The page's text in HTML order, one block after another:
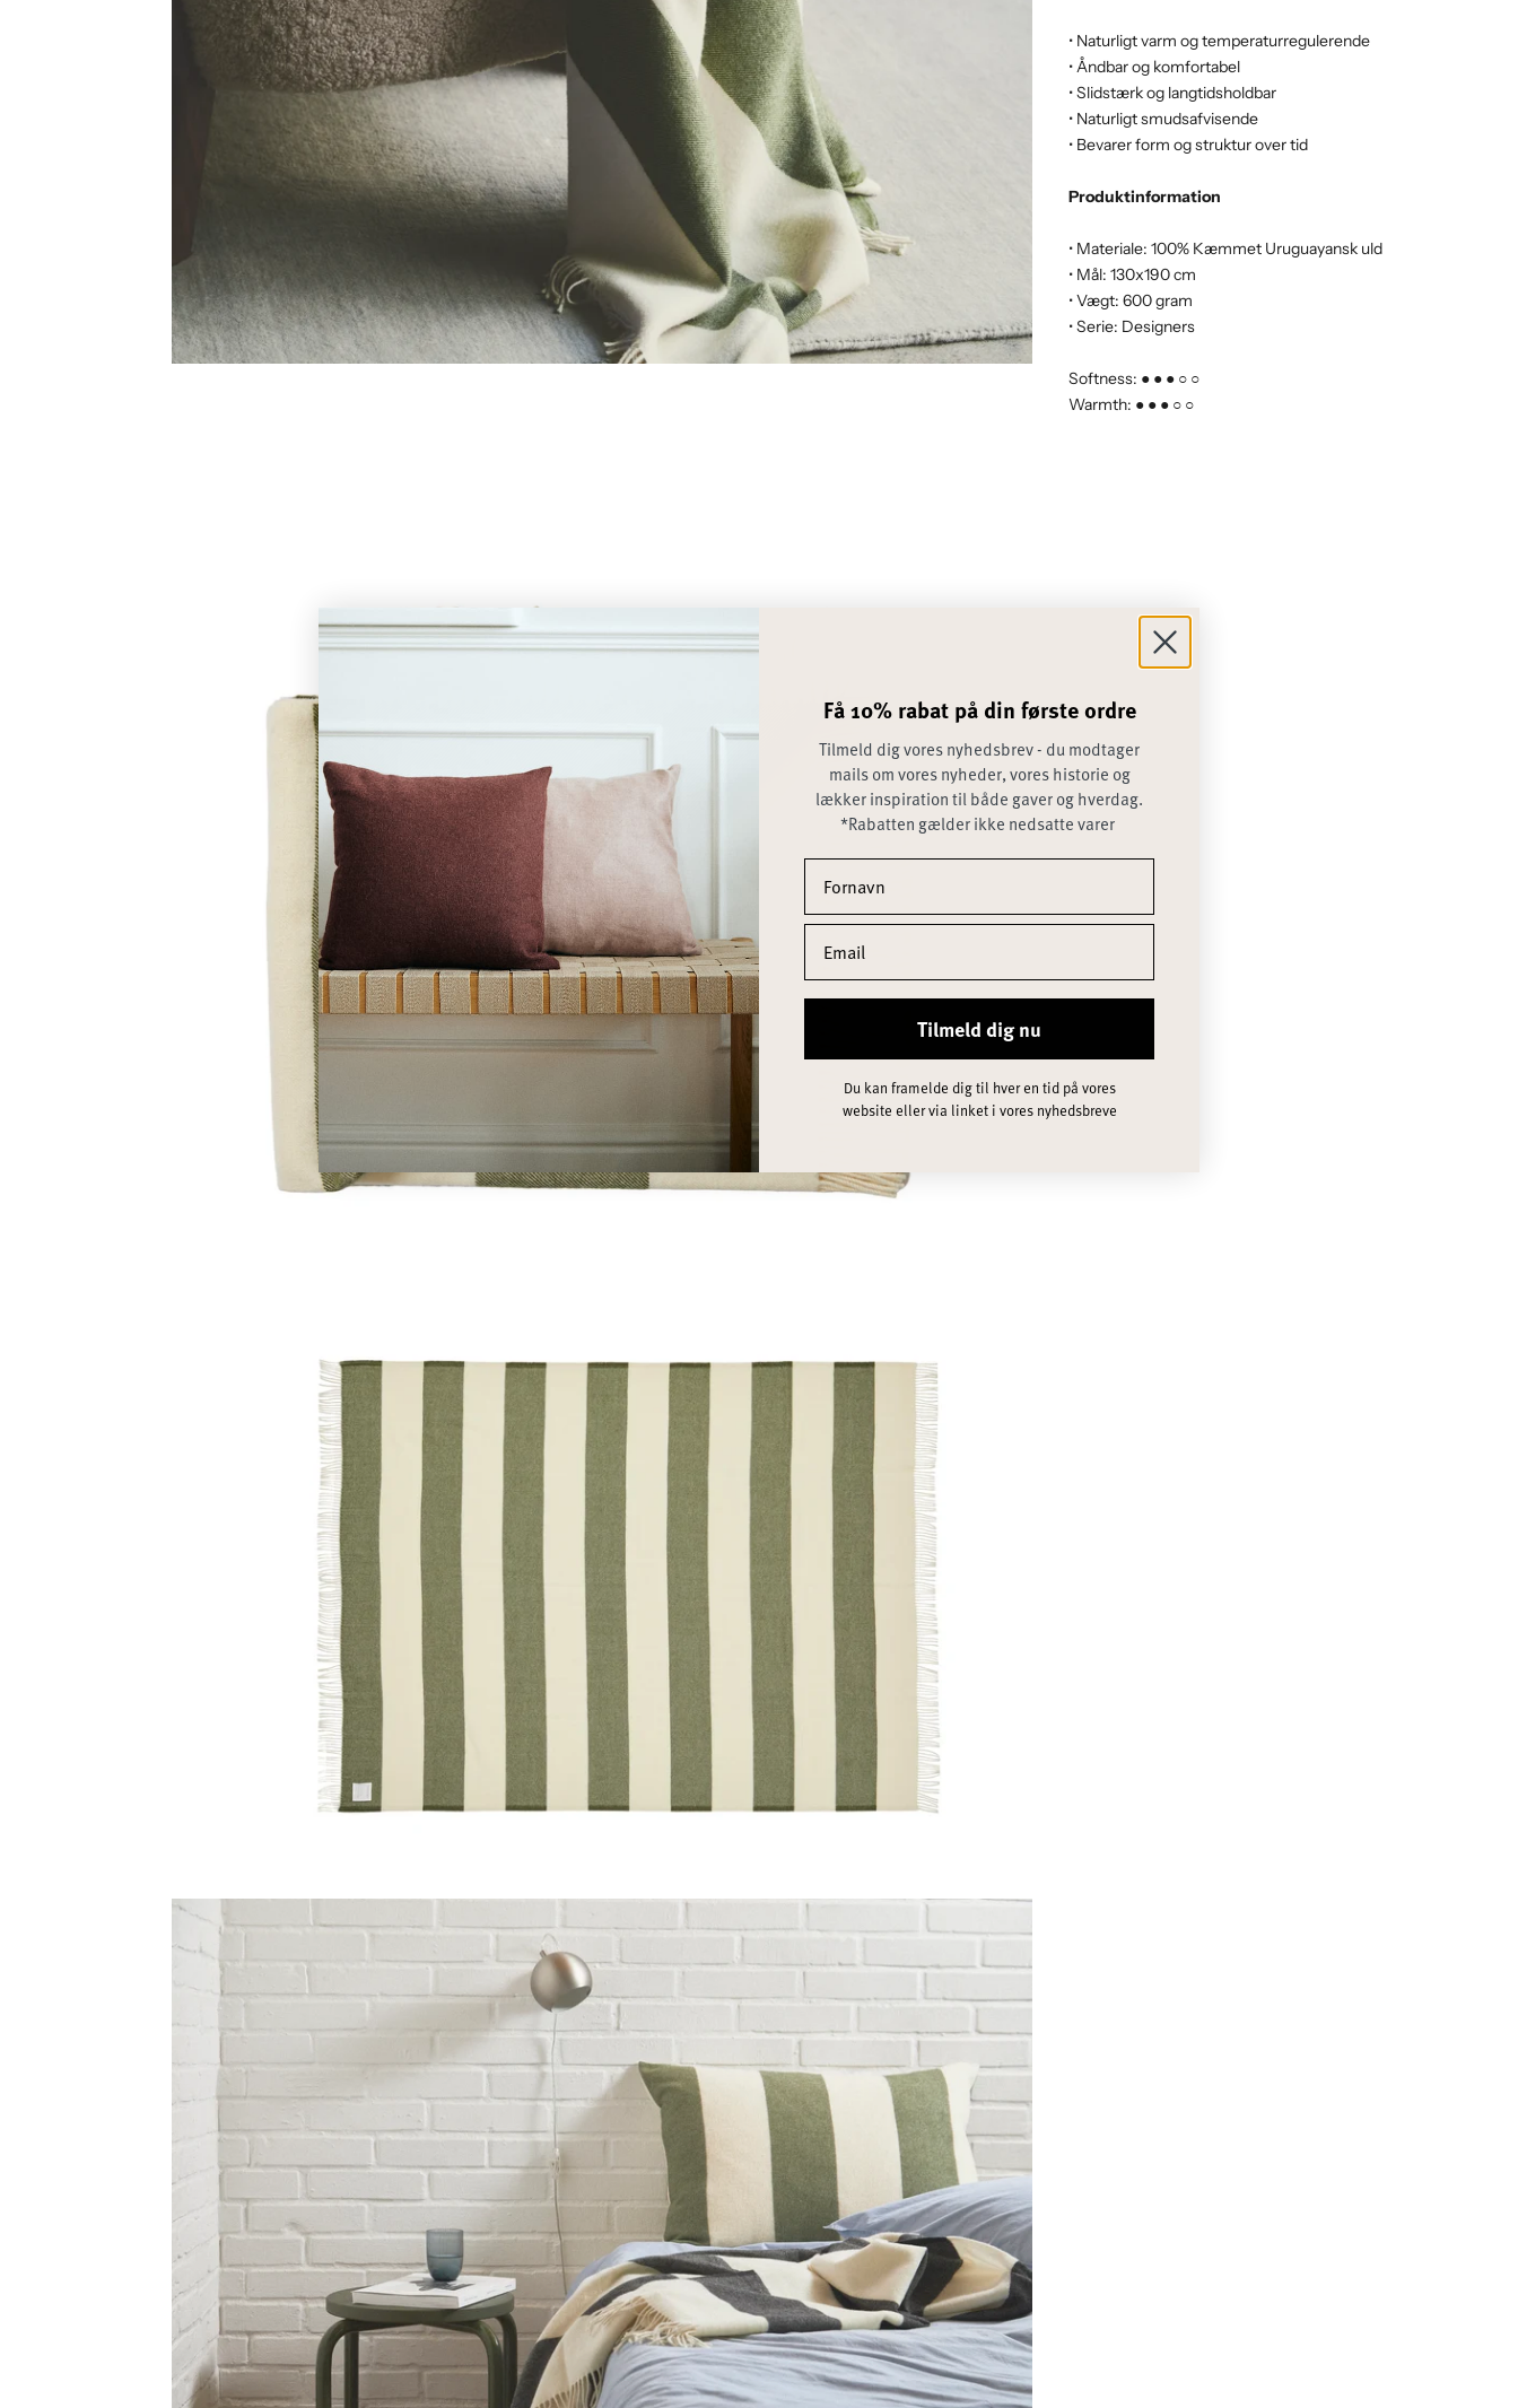
• Naturligt varm og temperaturregulerende
• Åndbar og komfortabel
• Slidstærk og langtidsholdbar
• Naturligt smudsafvisende
• Bevarer form og struktur over tid
Produktinformation
• Materiale: 100% Kæmmet Uruguayansk uld
• Mål: 130x190 cm
• Vægt: 600 gram
• Serie: Designers
Softness: ● ● ● ○ ○
Warmth: ● ● ● ○ ○
Få 10% rabat på din første ordre
Tilmeld dig vores nyhedsbrev - du modtager
mails om vores nyheder, vores historie og
lækker inspiration til både gaver og hverdag.
*Rabatten gælder ikke nedsatte varer
Tilmeld dig nu
Du kan framelde dig til hver en tid på vores
website eller via linket i vores nyhedsbreve